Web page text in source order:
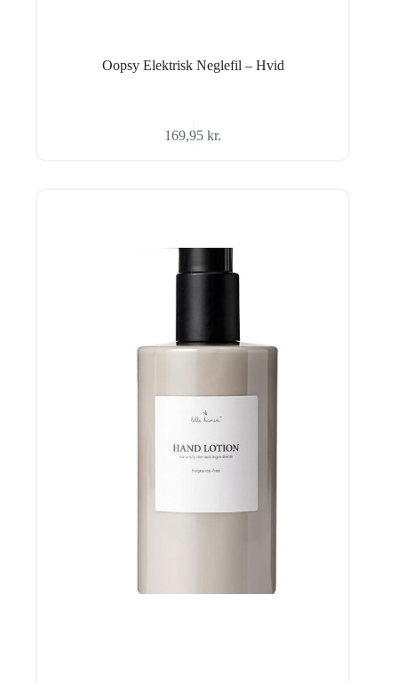
Oopsy Elektrisk Neglefil – Hvid
169,95kr.